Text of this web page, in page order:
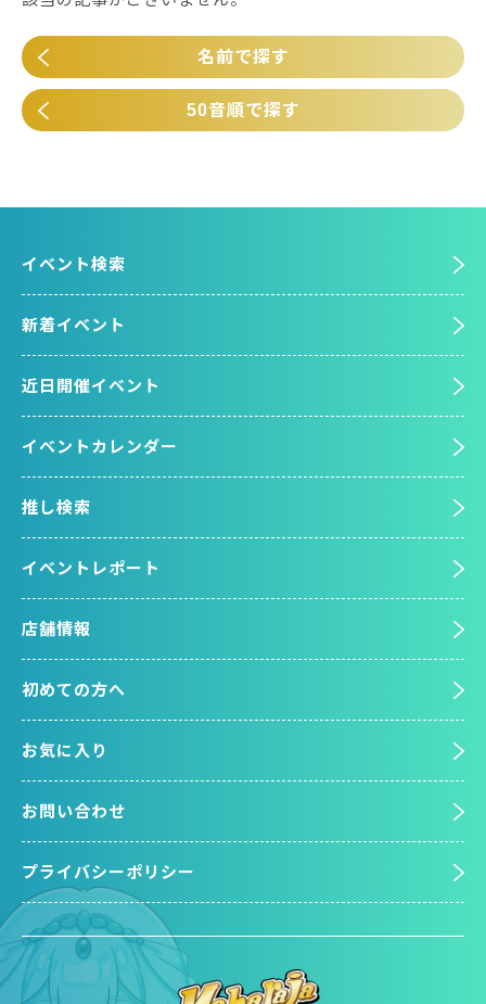
名前で探す
50音順で探す
イベント検索
新着イベント
近日開催イベント
イベントカレンダー
推し検索
イベントレポート
店舗情報
初めての方へ
お気に入り
お問い合わせ
プライバシーポリシー